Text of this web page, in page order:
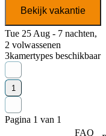
Bekijk vakantie
Tue 25 Aug - 7 nachten,
2 volwassenen
3kamertypes beschikbaar
1
Pagina 1 van 1
FAQ